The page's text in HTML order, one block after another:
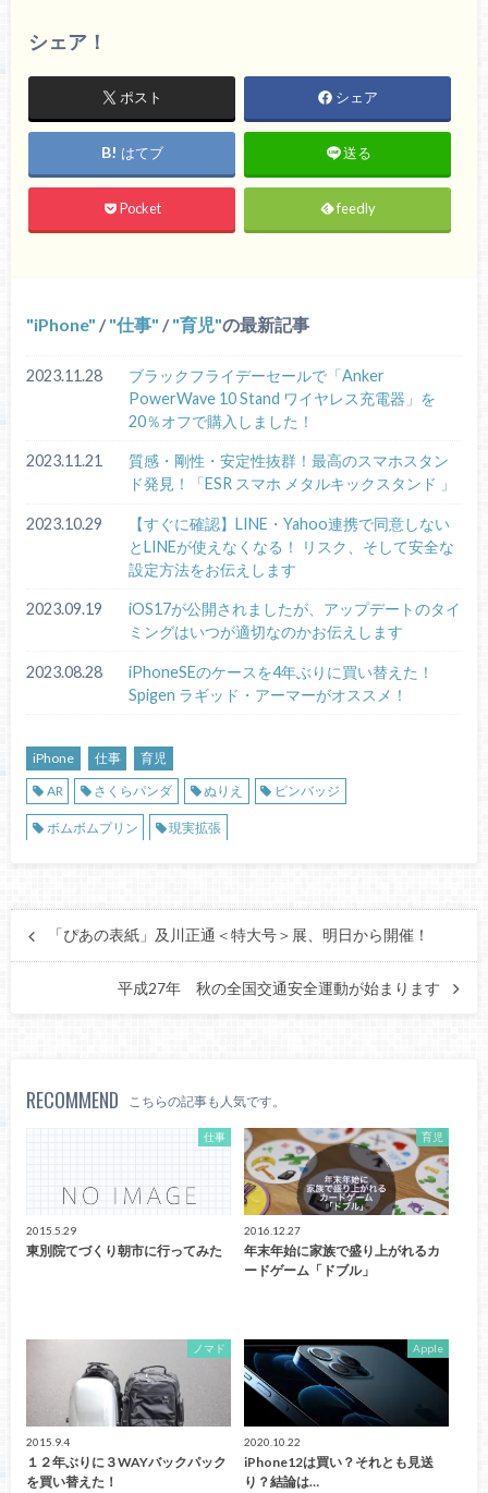
シェア！
ポスト シェア
はてブ 送る
Pocket feedly
iPhone / 仕事 / 育児 の最新記事
2023.11.28
ブラックフライデーセールで「Anker
PowerWave 10 Stand ワイヤレス充電器」を
20％オフで購入しました！
2023.11.21
質感・剛性・安定性抜群！最高のスマホスタン
ド発見！「ESR スマホ メタルキックスタンド 」
2023.10.29
【すぐに確認】LINE・Yahoo連携で同意しない
とLINEが使えなくなる！ リスク、そして安全な
設定方法をお伝えします
2023.09.19
iOS17が公開されましたが、アップデートのタイ
ミングはいつが適切なのかお伝えします
2023.08.28
iPhoneSEのケースを4年ぶりに買い替えた！
Spigen ラギッド・アーマーがオススメ！
iPhone 仕事
育児
AR
さくらパンダ ぬりえ ピンバッジ
ボムボムプリン 現実拡張
「ぴあの表紙」及川正通＜特大号＞展、明日から開催！
平成27年 秋の全国交通安全運動が始まります
RECOMMEND こちらの記事も人気です。
仕事
2015.5.29
東別院てづくり朝市に行ってみた
育児
2016.12.27
年末年始に家族で盛り上がれるカ
ードゲーム「ドブル」
ノマド
2015.9.4
１２年ぶりに３WAYバックパック
を買い替えた！
Apple
2020.10.22
iPhone12は買い？それとも見送
り？結論は…